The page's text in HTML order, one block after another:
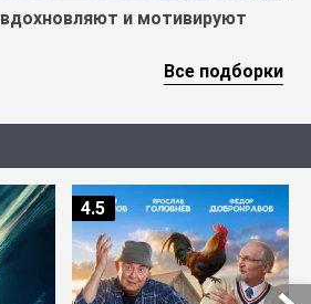
и мотивируют
Все подборки
4.5